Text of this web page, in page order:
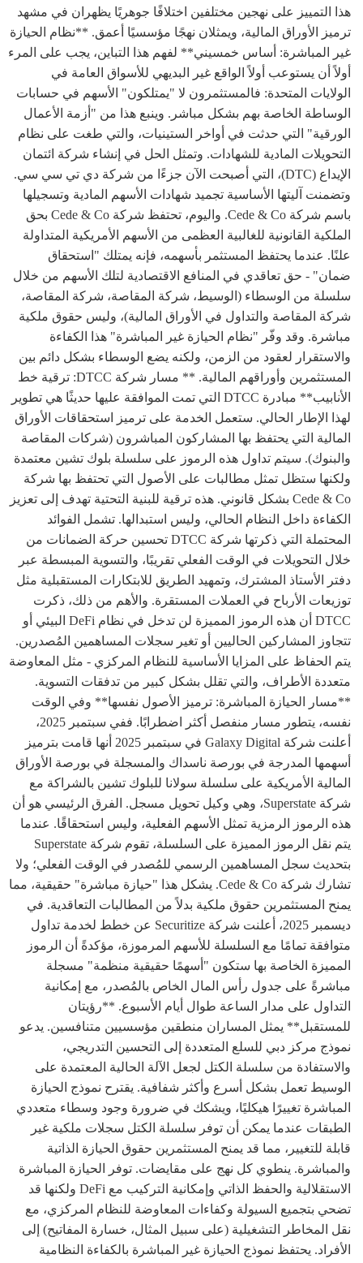
هذا التمييز على نهجين مختلفين اختلافًا جوهريًا يظهران في مشهد
ترميز الأوراق المالية، ويمثلان نهجًا مؤسسيًا أعمق. **نظام الحيازة
غير المباشرة: أساس خمسيني** لفهم هذا التباين، يجب على المرء
أولاً أن يستوعب أولاً الواقع غير البديهي للأسواق العامة في
الولايات المتحدة: فالمستثمرون لا "يمتلكون" الأسهم في حسابات
الوساطة الخاصة بهم بشكل مباشر. وينبع هذا من "أزمة الأعمال
الورقية" التي حدثت في أواخر الستينيات، والتي طغت على نظام
التحويلات المادية للشهادات. وتمثل الحل في إنشاء شركة ائتمان
الإيداع (DTC)، التي أصبحت الآن جزءًا من شركة دي تي سي سي.
وتضمنت آليتها الأساسية تجميد شهادات الأسهم المادية وتسجيلها
باسم شركة Cede & Co. واليوم، تحتفظ شركة Cede & Co بحق
الملكية القانونية للغالبية العظمى من الأسهم الأمريكية المتداولة
علنًا. عندما يحتفظ المستثمر بأسهمه، فإنه يمتلك "استحقاق
ضمان" - حق تعاقدي في المنافع الاقتصادية لتلك الأسهم من خلال
سلسلة من الوسطاء (الوسيط، شركة المقاصة، شركة المقاصة،
شركة المقاصة والتداول في الأوراق المالية)، وليس حقوق ملكية
مباشرة. وقد وفّر "نظام الحيازة غير المباشرة" هذا الكفاءة
والاستقرار لعقود من الزمن، ولكنه يضع الوسطاء بشكل دائم بين
المستثمرين وأوراقهم المالية. ** مسار شركة DTCC: ترقية خط
الأنابيب** مبادرة DTCC التي تمت الموافقة عليها حديثًا هي تطوير
لهذا الإطار الحالي. ستعمل الخدمة على ترميز استحقاقات الأوراق
المالية التي يحتفظ بها المشاركون المباشرون (شركات المقاصة
والبنوك). سيتم تداول هذه الرموز على سلسلة بلوك تشين معتمدة
ولكنها ستظل تمثل مطالبات على الأصول التي تحتفظ بها شركة
Cede & Co بشكل قانوني. هذه ترقية للبنية التحتية تهدف إلى تعزيز
الكفاءة داخل النظام الحالي، وليس استبدالها. تشمل الفوائد
المحتملة التي ذكرتها شركة DTCC تحسين حركة الضمانات من
خلال التحويلات في الوقت الفعلي تقريبًا، والتسوية المبسطة عبر
دفتر الأستاذ المشترك، وتمهيد الطريق للابتكارات المستقبلية مثل
توزيعات الأرباح في العملات المستقرة. والأهم من ذلك، ذكرت
DTCC أن هذه الرموز المميزة لن تدخل في نظام DeFi البيئي أو
تتجاوز المشاركين الحاليين أو تغير سجلات المساهمين المُصدرين.
يتم الحفاظ على المزايا الأساسية للنظام المركزي - مثل المعاوضة
متعددة الأطراف، والتي تقلل بشكل كبير من تدفقات التسوية.
**مسار الحيازة المباشرة: ترميز الأصول نفسها** وفي الوقت
نفسه، يتطور مسار منفصل أكثر اضطرابًا. ففي سبتمبر 2025،
أعلنت شركة Galaxy Digital في سبتمبر 2025 أنها قامت بترميز
أسهمها المدرجة في بورصة ناسداك والمسجلة في بورصة الأوراق
المالية الأمريكية على سلسلة سولانا للبلوك تشين بالشراكة مع
شركة Superstate، وهي وكيل تحويل مسجل. الفرق الرئيسي هو أن
هذه الرموز الرمزية تمثل الأسهم الفعلية، وليس استحقاقًا. عندما
يتم نقل الرموز المميزة على السلسلة، تقوم شركة Superstate
بتحديث سجل المساهمين الرسمي للمُصدر في الوقت الفعلي؛ ولا
تشارك شركة Cede & Co. يشكل هذا "حيازة مباشرة" حقيقية، مما
يمنح المستثمرين حقوق ملكية بدلاً من المطالبات التعاقدية. في
ديسمبر 2025، أعلنت شركة Securitize عن خطط لخدمة تداول
متوافقة تمامًا مع السلسلة للأسهم المرموزة، مؤكدةً أن الرموز
المميزة الخاصة بها ستكون "أسهمًا حقيقية منظمة" مسجلة
مباشرةً على جدول رأس المال الخاص بالمُصدر، مع إمكانية
التداول على مدار الساعة طوال أيام الأسبوع. **رؤيتان
للمستقبل** يمثل المساران منطقين مؤسسيين متنافسين. يدعو
نموذج مركز دبي للسلع المتعددة إلى التحسين التدريجي،
والاستفادة من سلسلة الكتل لجعل الآلة الحالية المعتمدة على
الوسيط تعمل بشكل أسرع وأكثر شفافية. يقترح نموذج الحيازة
المباشرة تغييرًا هيكليًا، ويشكك في ضرورة وجود وسطاء متعددي
الطبقات عندما يمكن أن توفر سلسلة الكتل سجلات ملكية غير
قابلة للتغيير، مما قد يمنح المستثمرين حقوق الحيازة الذاتية
والمباشرة. ينطوي كل نهج على مقايضات. توفر الحيازة المباشرة
الاستقلالية والحفظ الذاتي وإمكانية التركيب مع DeFi ولكنها قد
تضحي بتجميع السيولة وكفاءات المعاوضة للنظام المركزي، مع
نقل المخاطر التشغيلية (على سبيل المثال، خسارة المفاتيح) إلى
الأفراد. يحتفظ نموذج الحيازة غير المباشرة بالكفاءة النظامية